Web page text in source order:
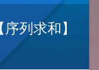
列求和】